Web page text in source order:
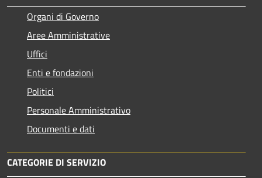
Organi di Governo
Aree Amministrative
Uffici
Enti e fondazioni
Politici
Personale Amministrativo
Documenti e dati
CATEGORIE DI SERVIZIO